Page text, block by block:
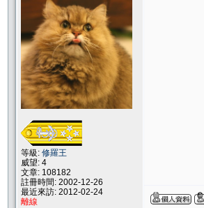
等級: 修羅王
威望: 4
文章: 108182
註冊時間: 2002-12-26
最近來訪: 2012-02-24
離線